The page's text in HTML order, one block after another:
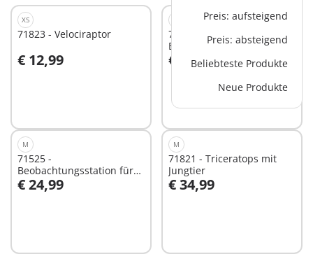
Preis: aufsteigend
Preis: absteigend
Beliebteste Produkte
Neue Produkte
XS
71823 - Velociraptor
€ 12,99
In den Warenkorb
71822 - Stygimoloch-
Beobachtung
€ 19,99
In den Warenkorb
M
71525 -
Beobachtungsstation für
Dimorphodon
€ 24,99
In den Warenkorb
M
71821 - Triceratops mit
Jungtier
€ 34,99
In den Warenkorb